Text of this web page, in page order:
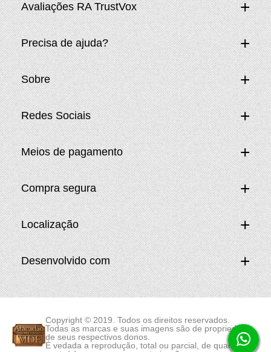
Avaliações RA TrustVox
Precisa de ajuda?
Sobre
Redes Sociais
Meios de pagamento
Compra segura
Localização
Desenvolvido com
Copyright © 2019. Todos os direitos reservados.
Todas as marcas e suas imagens são de propriedade
de seus respectivos donos.
É vedada a reprodução, total ou parcial, de qualquer